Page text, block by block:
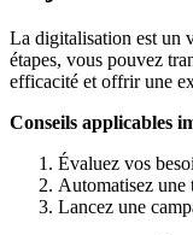
La digitalisation est un
étapes, vous pouvez
efficacité et offrir une
Conseils applicables
Évaluez vos
Automatisez une
Lancez une